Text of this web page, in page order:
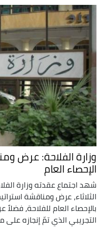
وزارة الفلاحة: عرض
الإحصاء العام
شهد اجتماع عقدته وزارة
الثلاثاء، عرض ومناقشة
بالإحصاء العام للفلاحة، فضلاً
التجريبي الذي تمّ إنجازه على